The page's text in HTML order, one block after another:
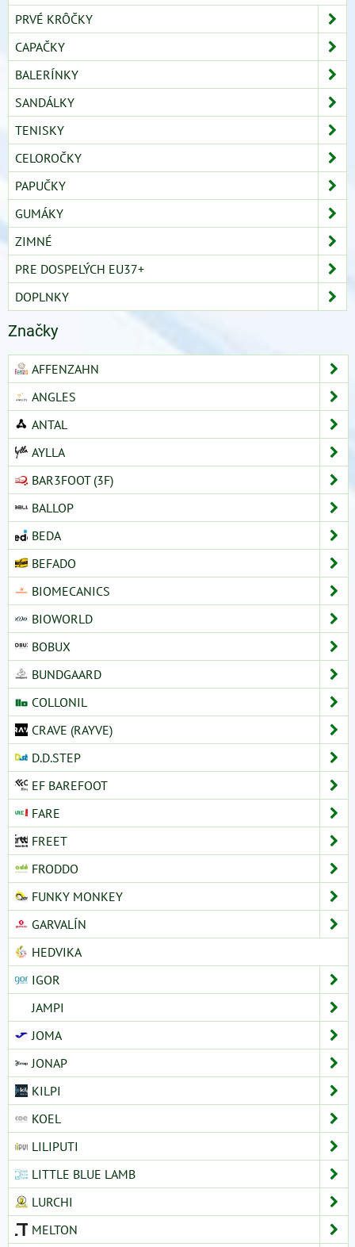
PRVÉ KRÔČKY
CAPAČKY
BALERÍNKY
SANDÁLKY
TENISKY
CELOROČKY
PAPUČKY
GUMÁKY
ZIMNÉ
PRE DOSPELÝCH EU37+
DOPLNKY
Značky
AFFENZAHN
ANGLES
ANTAL
AYLLA
BAR3FOOT (3F)
BALLOP
BEDA
BEFADO
BIOMECANICS
BIOWORLD
BOBUX
BUNDGAARD
COLLONIL
CRAVE (RAYVE)
D.D.STEP
EF BAREFOOT
FARE
FREET
FRODDO
FUNKY MONKEY
GARVALÍN
HEDVIKA
IGOR
JAMPI
JOMA
JONAP
KILPI
KOEL
LILIPUTI
LITTLE BLUE LAMB
LURCHI
MELTON